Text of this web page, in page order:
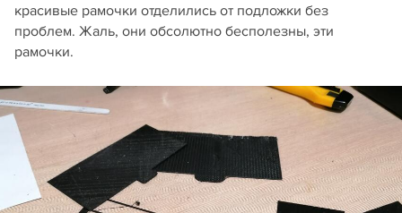
красивые рамочки отделились от подложки без
проблем. Жаль, они обсолютно бесполезны, эти
рамочки.